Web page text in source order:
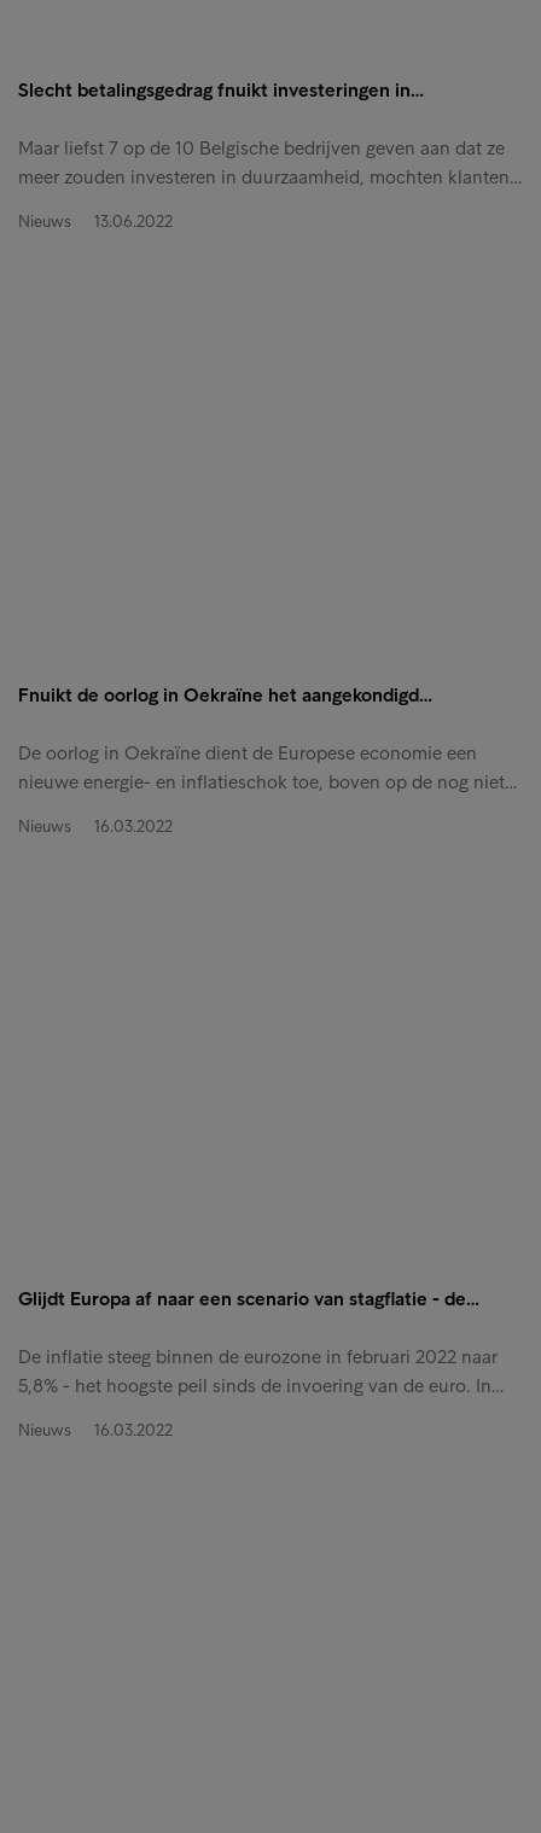
Slecht betalingsgedrag fnuikt investeringen in…
Maar liefst 7 op de 10 Belgische bedrijven geven aan dat ze
meer zouden investeren in duurzaamheid, mochten klanten…
Nieuws 13.06.2022
Fnuikt de oorlog in Oekraïne het aangekondigd…
De oorlog in Oekraïne dient de Europese economie een
nieuwe energie- en inflatieschok toe, boven op de nog niet…
Nieuws 16.03.2022
Glijdt Europa af naar een scenario van stagflatie - de…
De inflatie steeg binnen de eurozone in februari 2022 naar
5,8% - het hoogste peil sinds de invoering van de euro. In…
Nieuws 16.03.2022